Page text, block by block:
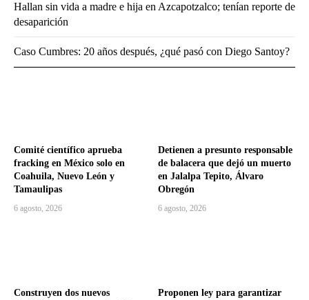
Comité científico aprueba
fracking en México solo en
Coahuila, Nuevo León y
Tamaulipas
6 agosto, 2026
Detienen a presunto responsable
de balacera que dejó un muerto
en Jalalpa Tepito, Álvaro
Obregón
6 agosto, 2026
Construyen dos nuevos
Proponen ley para garantizar
Hallan sin vida a madre e hija en Azcapotzalco; tenían reporte de
desaparición
Caso Cumbres: 20 años después, ¿qué pasó con Diego Santoy?